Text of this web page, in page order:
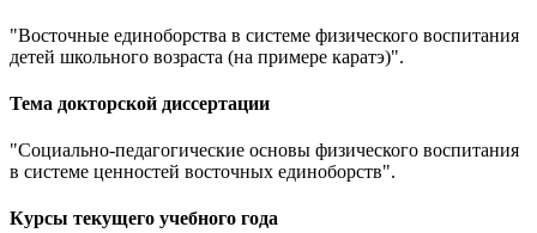
"Восточные единоборства в системе физического воспитания
детей школьного возраста (на примере каратэ)".
Тема докторской диссертации
"Социально-педагогические основы физического воспитания
в системе ценностей восточных единоборств".
Курсы текущего учебного года